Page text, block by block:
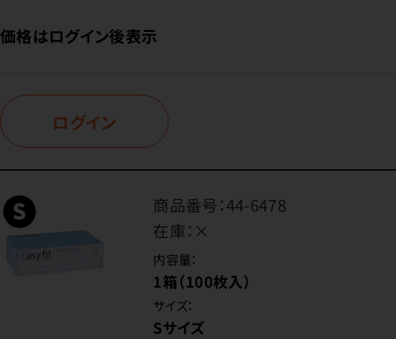
価格はログイン後表示
ログイン
商品番号：44-6478
在庫： ×
内容量：
1箱（100枚入）
サイズ：
Sサイズ